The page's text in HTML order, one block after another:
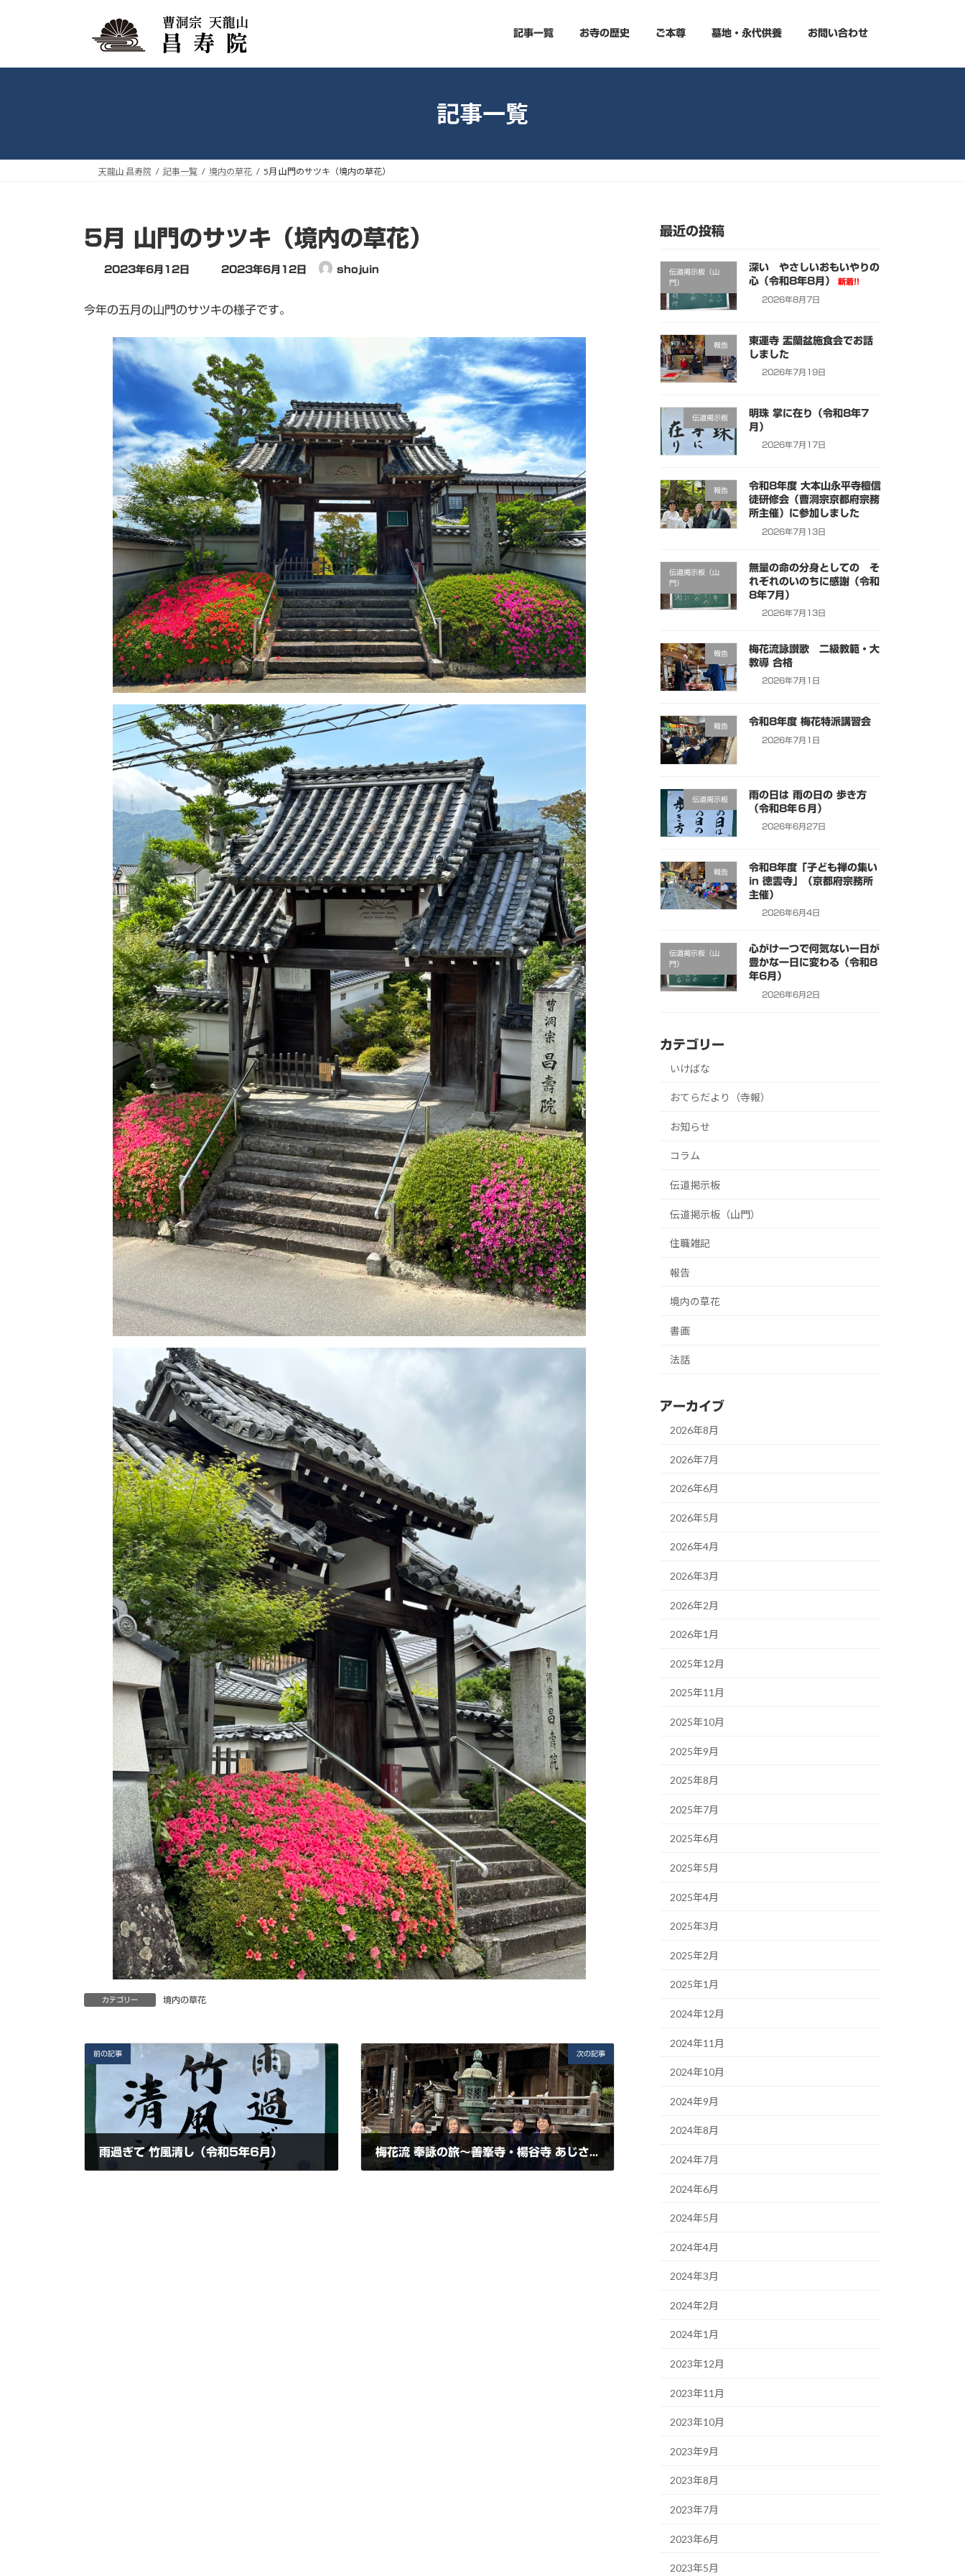
プ
動
記事一覧 お寺の歴史 ご本尊 墓地・永代供養 お問い合わせ
記事一覧
天龍山 昌寿院 記事一覧 境内の草花 5月 山門のサツキ（境内の草花）
5月 山門のサツキ（境内の草花）
2023年6月12日
最
新
時
:
2023年6月12日 shojuin
今年の五月の山門のサツキの様子です。
カテゴリー 境内の草花
前の記事
雨過ぎて 竹風清し（令和5年6月）
次の記事
梅花流 奉詠の旅～善峯寺・楊谷寺 あじさい散策～
最近の投稿
伝道掲示板（山
門）
深い やさしいおもいやりの
心（令和8年8月）
新着!!
2026年8月7日
報告
東運寺 盂蘭盆施食会でお話
しました
2026年7月19日
伝道掲示板
明珠 掌に在り（令和8年7
月）
2026年7月17日
報告
令和8年度 大本山永平寺檀信
徒研修会（曹洞宗京都府宗務
所主催）に参加しました
2026年7月13日
伝道掲示板（山
門）
無量の命の分身としての そ
れぞれのいのちに感謝（令和
8年7月）
2026年7月13日
報告
梅花流詠讃歌 二級教範・大
教導 合格
2026年7月1日
報告 令和8年度 梅花特派講習会
2026年7月1日
伝道掲示板
雨の日は 雨の日の 歩き方
（令和8年６月）
2026年6月27日
報告
令和8年度「子ども禅の集い
in 徳雲寺」（京都府宗務所
主催）
2026年6月4日
伝道掲示板（山
門）
心がけ一つで何気ない一日が
豊かな一日に変わる（令和8
年6月）
2026年6月2日
カテゴリー
いけばな
おてらだより（寺報）
お知らせ
コラム
伝道掲示板
伝道掲示板（山門）
住職雑記
報告
境内の草花
書画
法話
アーカイブ
2026年8月
2026年7月
2026年6月
2026年5月
2026年4月
2026年3月
2026年2月
2026年1月
2025年12月
2025年11月
2025年10月
2025年9月
2025年8月
2025年7月
2025年6月
2025年5月
2025年4月
2025年3月
2025年2月
2025年1月
2024年12月
2024年11月
2024年10月
2024年9月
2024年8月
2024年7月
2024年6月
2024年5月
2024年4月
2024年3月
2024年2月
2024年1月
2023年12月
2023年11月
2023年10月
2023年9月
2023年8月
2023年7月
2023年6月
2023年5月